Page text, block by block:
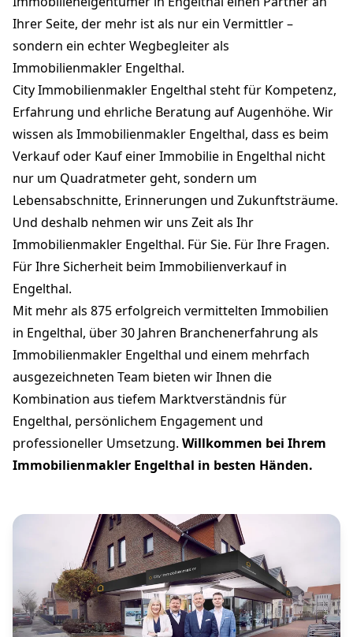
Ihrer Seite, der mehr ist als nur ein Vermittler –
sondern ein echter Wegbegleiter als
Immobilienmakler Engelthal.
City Immobilienmakler Engelthal steht für Kompetenz,
Erfahrung und ehrliche Beratung auf Augenhöhe. Wir
wissen als Immobilienmakler Engelthal, dass es beim
Verkauf oder Kauf einer Immobilie in Engelthal nicht
nur um Quadratmeter geht, sondern um
Lebensabschnitte, Erinnerungen und Zukunftsträume.
Und deshalb nehmen wir uns Zeit als Ihr
Immobilienmakler Engelthal. Für Sie. Für Ihre Fragen.
Für Ihre Sicherheit beim Immobilienverkauf in
Engelthal.
Mit mehr als 875 erfolgreich vermittelten Immobilien
in Engelthal, über 30 Jahren Branchenerfahrung als
Immobilienmakler Engelthal und einem mehrfach
ausgezeichneten Team bieten wir Ihnen die
Kombination aus tiefem Marktverständnis für
Engelthal, persönlichem Engagement und
professioneller Umsetzung. Willkommen bei Ihrem
Immobilienmakler Engelthal in besten Händen.